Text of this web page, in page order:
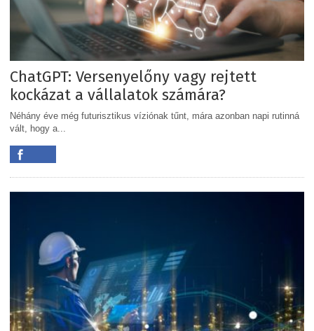
ChatGPT: Versenyelőny vagy rejtett
kockázat a vállalatok számára?
Néhány éve még futurisztikus víziónak tűnt, mára azonban napi rutinná
vált, hogy a...